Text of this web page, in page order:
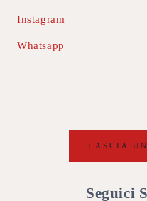
Instagram
Whatsapp
LASCIA
Seguici